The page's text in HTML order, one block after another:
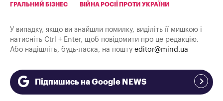
ГРАЛЬНИЙ БІЗНЕС ВІЙНА РОСІЇ ПРОТИ УКРАЇНИ
У випадку, якщо ви знайшли помилку, виділіть її мишкою і
натисніть Ctrl + Enter, щоб повідомити про це редакцію.
Або надішліть, будь-ласка, на пошту editor@mind.ua
Підпишись на Google NEWS